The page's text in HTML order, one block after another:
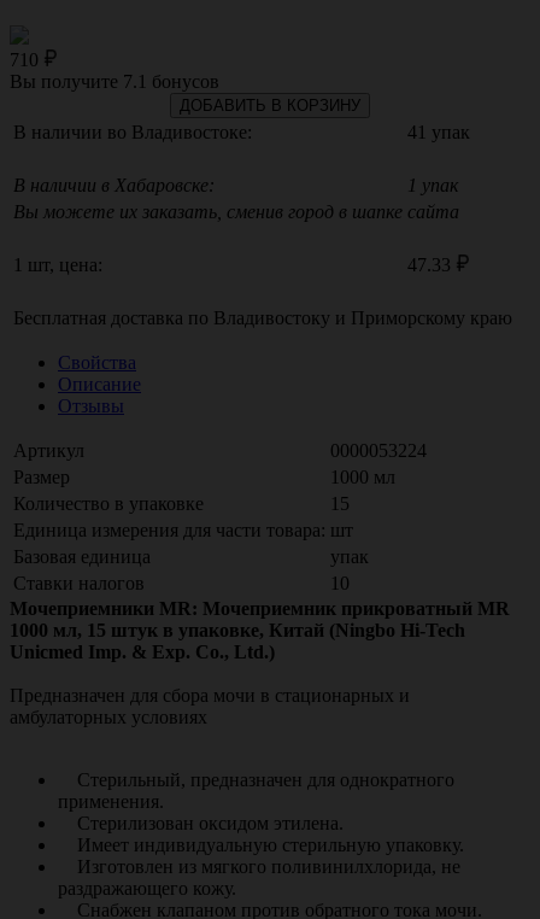
710
Вы получите 7.1 бонусов
ДОБАВИТЬ В КОРЗИНУ
В наличии во Владивостоке: 41 упак
В наличии в Хабаровске:
1 упак
Вы можете их заказать, сменив город в шапке сайта
1 шт, цена: 47.33
Бесплатная доставка по Владивостоку и Приморскому краю
Свойства
Описание
Отзывы
Артикул
0000053224
Размер
1000 мл
Количество в упаковке
15
Единица измерения для части товара: шт
Базовая единица
упак
Ставки налогов
10
Мочеприемники MR: Мочеприемник прикроватный MR
1000 мл, 15 штук в упаковке, Китай (Ningbo Hi-Tech
Unicmed Imp. & Exp. Co., Ltd.)
Предназначен для сбора мочи в стационарных и
амбулаторных условиях
Стерильный, предназначен для однократного
применения.
Стерилизован оксидом этилена.
Имеет индивидуальную стерильную упаковку.
Изготовлен из мягкого поливинилхлорида, не
раздражающего кожу.
Снабжен клапаном против обратного тока мочи.